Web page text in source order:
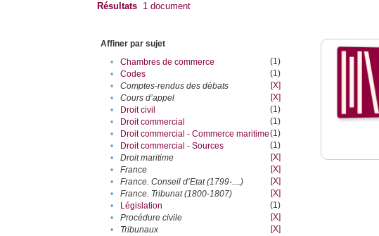
Résultats 1 document
Affiner par sujet
•
Chambres de commerce
(1)
•
Codes
(1)
•
Comptes-rendus des débats
[X]
•
Cours d’appel
[X]
•
Droit civil
(1)
•
Droit commercial
(1)
•
Droit commercial - Commerce maritime(1)
•
Droit commercial - Sources
(1)
•
Droit maritime
[X]
•
France
[X]
•
France. Conseil d’Etat (1799-....)
[X]
•
France. Tribunat (1800-1807)
[X]
•
Législation
(1)
•
Procédure civile
[X]
•
Tribunaux
[X]